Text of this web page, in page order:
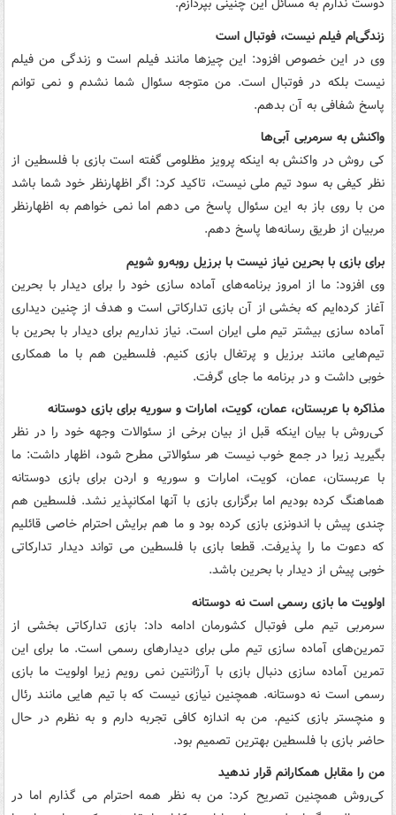
زندگی‌ام فیلم نیست، فوتبال است
وی در این خصوص افزود: این چیزها مانند فیلم است و زندگی من فیلم
‏نیست بلکه در فوتبال است. من متوجه سئوال شما نشدم و نمی توانم
پاسخ ‏شفافی به آن بدهم.
واکنش به سرمربی آبی‌ها
کی روش در واکنش به اینکه پرویز مظلومی گفته است بازی با ‏فلسطین از
نظر کیفی به سود تیم ملی نیست، تاکید کرد: اگر اظهارنظر خود ‏شما باشد
من با روی باز به این سئوال پاسخ می دهم اما نمی خواهم به ‏اظهارنظر
مربیان از طریق رسانه‌ها پاسخ دهم.
برای بازی با بحرین نیاز نیست با برزیل روبه‌رو شویم
وی افزود: ما از امروز برنامه‌های آماده سازی خود را برای دیدار با ‏بحرین
آغاز کرده‌ایم که بخشی از آن بازی تدارکاتی است و هدف از چنین ‏دیداری
آماده سازی بیشتر تیم ملی ایران است. نیاز نداریم برای دیدار با ‏بحرین با
تیم‌هایی مانند برزیل و پرتغال بازی کنیم. فلسطین هم با ما ‏همکاری
خوبی داشت و در برنامه ما جای گرفت.
مذاکره با عربستان، عمان، کویت، امارات و سوریه برای بازی دوستانه
کی‌روش با بیان اینکه قبل از بیان برخی از سئوالات وجهه خود را در نظر
‏بگیرید زیرا در جمع خوب نیست هر سئوالاتی مطرح شود، اظهار داشت: ما
با ‏عربستان، عمان، کویت، امارات و سوریه و اردن برای بازی دوستانه
هماهنگ کرده بودیم اما برگزاری بازی با آنها امکانپذیر نشد. فلسطین هم
چندی پیش با اندونزی بازی کرده بود و ما هم برایش احترام خاصی قائلیم
که دعوت ما را پذیرفت. قطعا بازی با فلسطین می تواند دیدار تدارکاتی
خوبی پیش از دیدار با بحرین باشد.
اولویت ما بازی رسمی است نه دوستانه
سرمربی تیم ملی فوتبال کشورمان ادامه داد: بازی تدارکاتی بخشی از
تمرین‌های آماده سازی تیم ملی برای دیدارهای رسمی است. ما برای این
تمرین آماده سازی دنبال بازی با آرژانتین نمی رویم زیرا اولویت ما بازی
رسمی است نه دوستانه. همچنین نیازی نیست که با تیم هایی مانند رئال
و منچستر بازی کنیم. من به اندازه کافی تجربه دارم و به نظرم در حال
حاضر بازی با فلسطین بهترین تصمیم بود.
من را مقابل همکارانم قرار ندهید
کی‌روش همچنین تصریح کرد: من به نظر همه احترام می گذارم اما در